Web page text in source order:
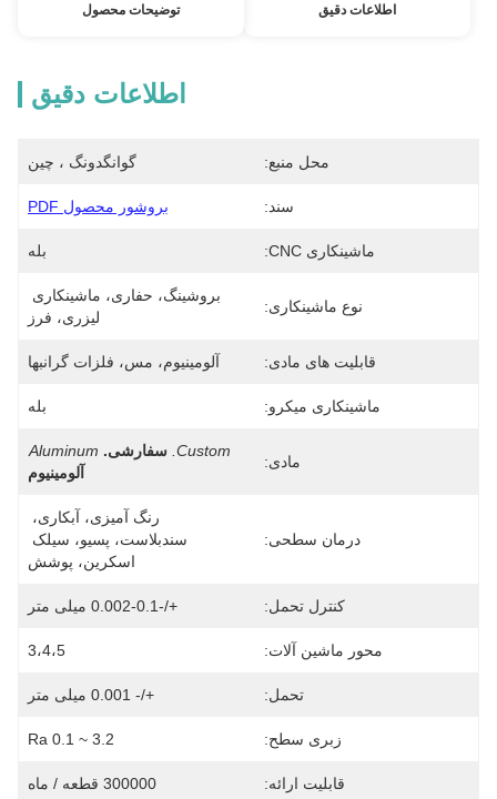
اطلاعات دقیق توضیحات محصول
اطلاعات دقیق
محل منبع: گوانگدونگ ، چین
سند: بروشور محصول PDF
ماشینکاری CNC: بله
نوع ماشینکاری:
لیزری، فرز
قابلیت های مادی: آلومینیوم، مس، فلزات گرانبها
ماشینکاری میکرو: بله
مادی:
Custom. سفارشی. Aluminum
آلومینیوم
درمان سطحی:
اسکرین، پوشش
کنترل تحمل: +/-0.002-0.1 میلی متر
محور ماشین آلات: 3،4،5
تحمل: +/- 0.001 میلی متر
زبری سطح: Ra 0.1 ~ 3.2
قابلیت ارائه: 300000 قطعه / ماه